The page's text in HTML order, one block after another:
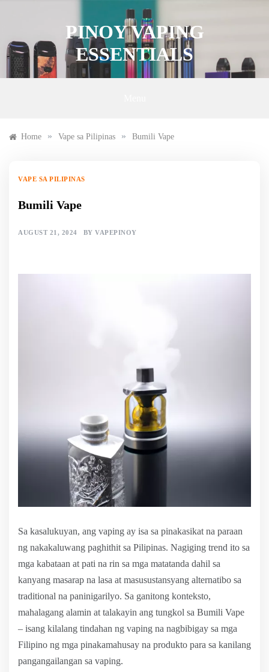
PINOY VAPING
ESSENTIALS
Home » Vape sa Pilipinas » Bumili Vape
VAPE SA PILIPINAS
Bumili Vape
AUGUST 21, 2024 BY VAPEPINOY
Sa kasalukuyan, ang vaping ay isa sa pinakasikat na paraan
ng nakakaluwang paghithit sa Pilipinas. Nagiging trend ito sa
mga kabataan at pati na rin sa mga matatanda dahil sa
kanyang masarap na lasa at masusustansyang alternatibo sa
traditional na paninigarilyo. Sa ganitong konteksto,
mahalagang alamin at talakayin ang tungkol sa Bumili Vape
– isang kilalang tindahan ng vaping na nagbibigay sa mga
Filipino ng mga pinakamahusay na produkto para sa kanilang
pangangailangan sa vaping.